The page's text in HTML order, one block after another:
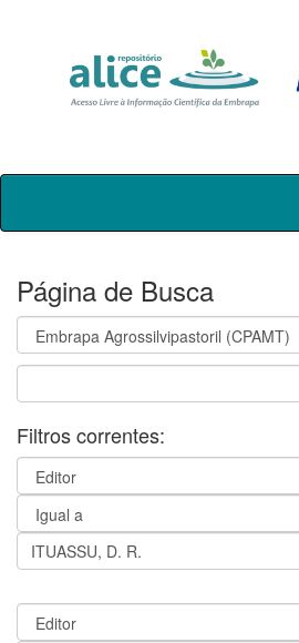
Skip
Página de Busca
Filtros correntes: